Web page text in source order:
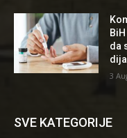
da
3
SVE KATEGORIJE